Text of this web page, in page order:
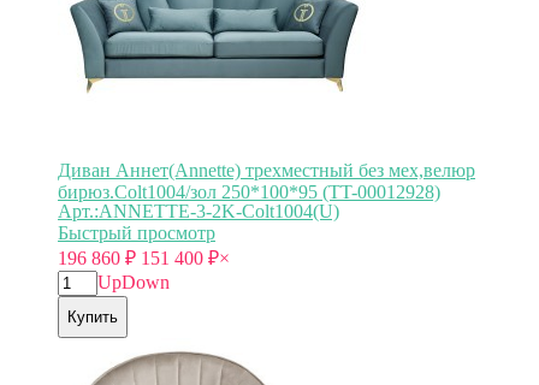
Диван Аннет(Annette) трехместный без мех,велюр
бирюз.Colt1004/зол 250*100*95 (TT-00012928)
Арт.:ANNETTE-3-2K-Colt1004(U)
Быстрый просмотр
196 860 ₽ 151 400 ₽×
UpDown
Купить